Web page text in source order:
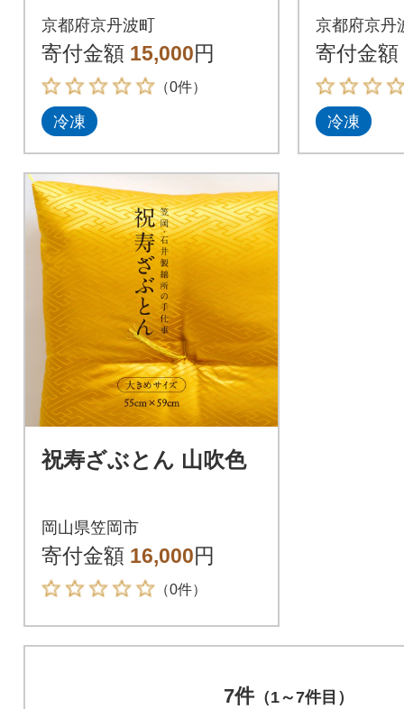
子味 3本セット
京都府京丹波町
寄付金額 15,000円
（0件）
冷凍
バネロ
京都府京丹
寄付金額
冷凍
祝寿ざぶとん 山吹色
岡山県笠岡市
寄付金額 16,000円
（0件）
7件（1～7件目）